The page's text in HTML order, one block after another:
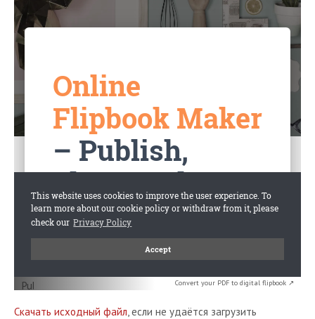
Convert your PDF to digital flipbook ↗
Скачать исходный файл, если не удаётся загрузить